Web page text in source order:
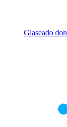
Glaseado